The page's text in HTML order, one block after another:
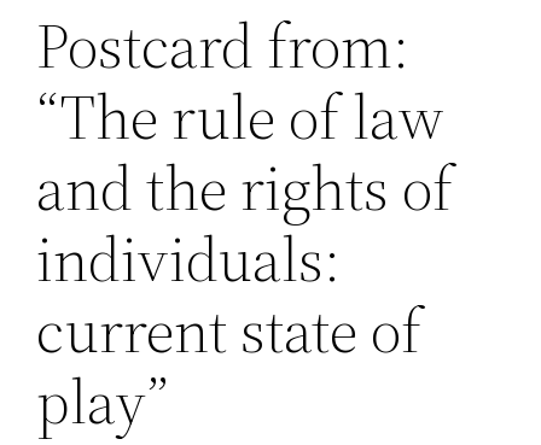
Postcard from:
“The rule of law
and the rights of
individuals:
current state of
play”